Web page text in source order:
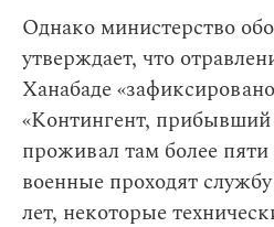
Однако министерство
утверждает, что
Ханабаде
«Контингент,
проживал там более пяти
военные проходят
лет, некоторые